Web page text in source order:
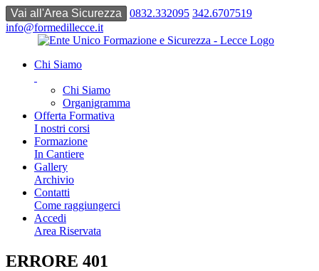
0832.332095 342.6707519
info@formedillecce.it
Chi Siamo
Chi Siamo
Organigramma
Offerta Formativa
I nostri corsi
Formazione
In Cantiere
Gallery
Archivio
Contatti
Come raggiungerci
Accedi
Area Riservata
ERRORE 401